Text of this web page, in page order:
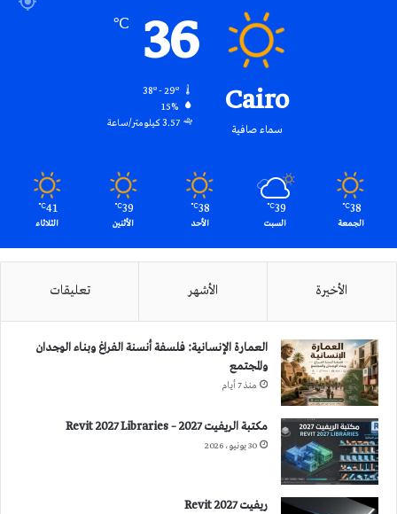
Cairo
سماء صافية
36
℃
15%
3.57 كيلومتر/ساعة
38
℃
الجمعة
39
℃
السبت
38
℃
الأحد
39
℃
الأثنين
41
℃
الثلاثاء
الأخيرة الأشهر تعليقات
العمارة الإنسانية: فلسفة أنسنة الفراغ وبناء الوجدان
والمجتمع
منذ 7 أيام
مكتبة الريفيت 2027 – Revit 2027 Libraries
30 يونيو، 2026
ريفيت 2027 Revit